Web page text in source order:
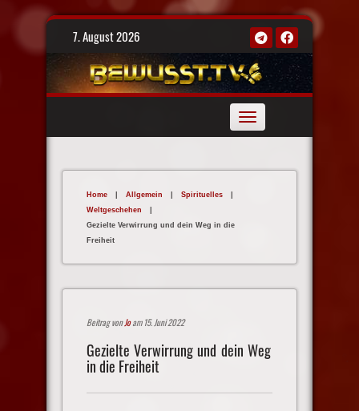
Skip
7. August 2026
Toggle
navigation
Home | Allgemein | Spirituelles
|
Weltgeschehen
|
Gezielte Verwirrung und dein Weg in die
Freiheit
Beitrag vonJoam 15. Juni 2022
Gezielte Verwirrung und dein Weg
in die Freiheit